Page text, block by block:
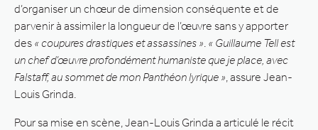
d’organiser un chœur de dimension conséquente et de
parvenir à assimiler la longueur de l’œuvre sans y apporter
des « coupures drastiques et assassines » « Guillaume Tell est
un chef d’œuvre profondément humaniste que je place, avec
Falstaff, au sommet de mon Panthéon lyrique » , assure Jean-
Louis Grinda.
Pour sa mise en scène, Jean-Louis Grinda a articulé le récit